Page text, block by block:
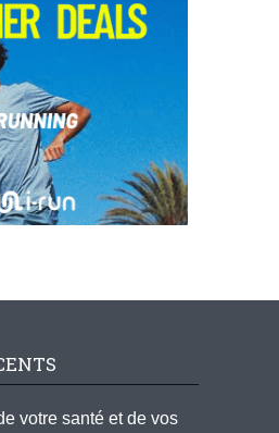
votre santé et de vos